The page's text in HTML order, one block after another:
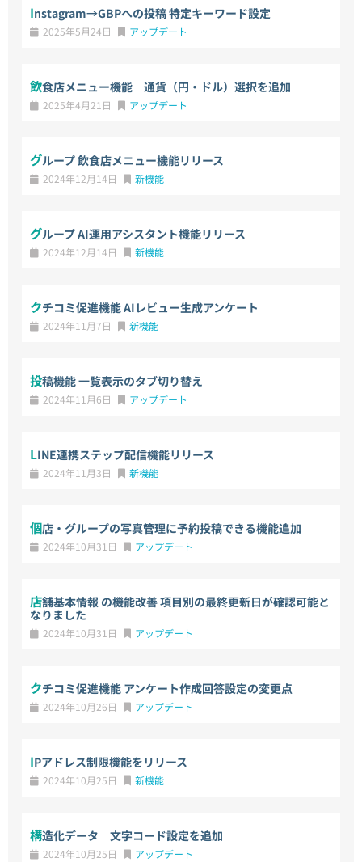
Instagram→GBPへの投稿 特定キーワード設定
2025年5月24日 アップデート
飲食店メニュー機能 通貨（円・ドル）選択を追加
2025年4月21日 アップデート
グループ 飲食店メニュー機能リリース
2024年12月14日 新機能
グループ AI運用アシスタント機能リリース
2024年12月14日 新機能
クチコミ促進機能 AIレビュー生成アンケート
2024年11月7日 新機能
投稿機能 一覧表示のタブ切り替え
2024年11月6日 アップデート
LINE連携ステップ配信機能リリース
2024年11月3日 新機能
個店・グループの写真管理に予約投稿できる機能追加
2024年10月31日 アップデート
店舗基本情報 の機能改善 項目別の最終更新日が確認可能と
なりました
2024年10月31日 アップデート
クチコミ促進機能 アンケート作成回答設定の変更点
2024年10月26日 アップデート
IPアドレス制限機能をリリース
2024年10月25日 新機能
構造化データ 文字コード設定を追加
2024年10月25日 アップデート